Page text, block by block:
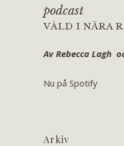
podcast
VÅLD I NÄRA
Av Rebecca Lagh
Nu på Spotify
Arkiv